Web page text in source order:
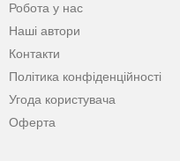
Робота у нас
Наші автори
Контакти
Політика конфіденційності
Угода користувача
Оферта